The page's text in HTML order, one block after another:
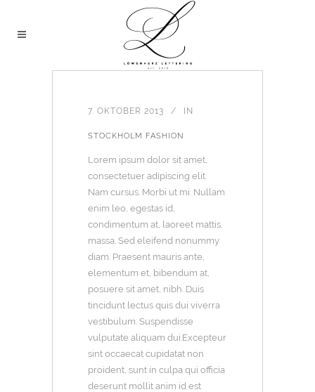
7. OKTOBER 2013 IN
STOCKHOLM FASHION
Lorem ipsum dolor sit amet,
consectetuer adipiscing elit.
Nam cursus. Morbi ut mi. Nullam
enim leo, egestas id,
condimentum at, laoreet mattis,
massa. Sed eleifend nonummy
diam. Praesent mauris ante,
elementum et, bibendum at,
posuere sit amet, nibh. Duis
tincidunt lectus quis dui viverra
vestibulum. Suspendisse
vulputate aliquam dui.Excepteur
sint occaecat cupidatat non
proident, sunt in culpa qui officia
deserunt mollit anim id est